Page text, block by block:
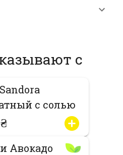
с
с солью
Авокадо